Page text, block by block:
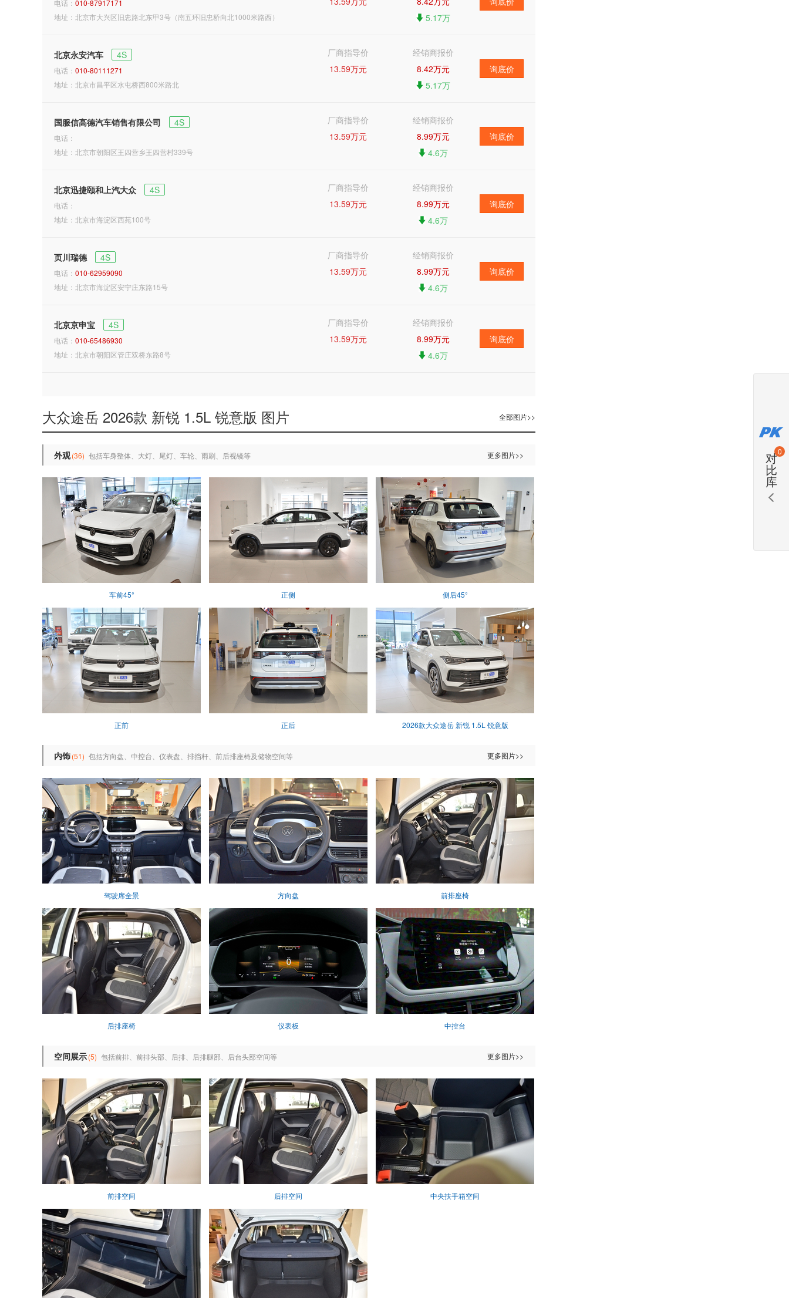
电话： 010-87917171
地址：北京市大兴区旧忠路北东甲3号（南五环旧忠桥向北1000米路西）
5.17万
北京永安汽车 4S
电话： 010-80111271
地址：北京市昌平区水屯桥西800米路北
厂商指导价
13.59万元
经销商报价
8.42万元
5.17万
询底价
国服信高德汽车销售有限公司 4S
电话：
地址：北京市朝阳区王四营乡王四营村339号
厂商指导价
13.59万元
经销商报价
8.99万元
4.6万
询底价
北京迅捷颐和上汽大众 4S
电话：
地址：北京市海淀区西苑100号
厂商指导价
13.59万元
经销商报价
8.99万元
4.6万
询底价
页川瑞德 4S
电话： 010-62959090
地址：北京市海淀区安宁庄东路15号
厂商指导价
13.59万元
经销商报价
8.99万元
4.6万
询底价
北京京申宝 4S
电话： 010-65486930
地址：北京市朝阳区管庄双桥东路8号
厂商指导价
13.59万元
经销商报价
8.99万元
4.6万
询底价
大众途岳 2026款 新锐 1.5L 锐意版 图片 全部图片>>
更多图片>>
外观(36) 包括车身整体、大灯、尾灯、车轮、雨刷、后视镜等
车前45° 正侧 侧后45°
正前 正后 2026款大众途岳 新锐 1.5L 锐意版
更多图片>>
内饰(51) 包括方向盘、中控台、仪表盘、排挡杆、前后排座椅及储物空间等
驾驶席全景 方向盘 前排座椅
后排座椅 仪表板 中控台
更多图片>>
空间展示(5) 包括前排、前排头部、后排、后排腿部、后台头部空间等
前排空间 后排空间 中央扶手箱空间
对
比
库
0